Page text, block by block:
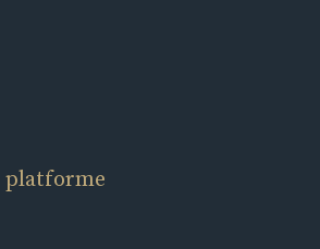
platforme